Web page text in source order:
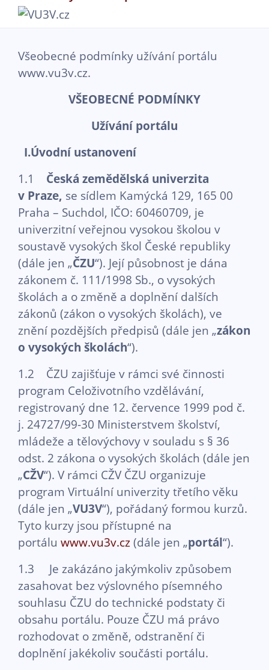
Přejít k hlavnímu obsahu
Všeobecné podmínky užívání portálu
www.vu3v.cz.
VŠEOBECNÉ PODMÍNKY
Užívání portálu
I.Úvodní ustanovení
1.1 Česká zemědělská univerzita
v Praze, se sídlem Kamýcká 129, 165 00
Praha – Suchdol, IČO: 60460709, je
univerzitní veřejnou vysokou školou v
soustavě vysokých škol České republiky
(dále jen „ČZU“). Její působnost je dána
zákonem č. 111/1998 Sb., o vysokých
školách a o změně a doplnění dalších
zákonů (zákon o vysokých školách), ve
znění pozdějších předpisů (dále jen „zákon
o vysokých školách“).
1.2 ČZU zajišťuje v rámci své činnosti
program Celoživotního vzdělávání,
registrovaný dne 12. července 1999 pod č.
j. 24727/99-30 Ministerstvem školství,
mládeže a tělovýchovy v souladu s § 36
odst. 2 zákona o vysokých školách (dále jen
„CŽV“). V rámci CŽV ČZU organizuje
program Virtuální univerzity třetího věku
(dále jen „VU3V“), pořádaný formou kurzů.
Tyto kurzy jsou přístupné na
portálu www.vu3v.cz(dále jen „portál“).
1.3 Je zakázáno jakýmkoliv způsobem
zasahovat bez výslovného písemného
souhlasu ČZU do technické podstaty či
obsahu portálu. Pouze ČZU má právo
rozhodovat o změně, odstranění či
doplnění jakékoliv součásti portálu.